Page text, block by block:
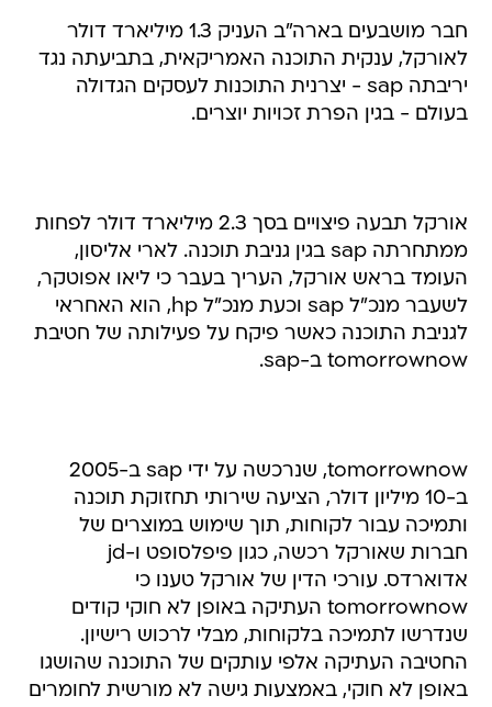
חבר מושבעים בארה"ב העניק 1.3 מיליארד דולר
לאורקל, ענקית התוכנה האמריקאית, בתביעתה נגד
יריבתה sap - יצרנית התוכנות לעסקים הגדולה
בעולם - בגין הפרת זכויות יוצרים.
אורקל תבעה פיצויים בסך 2.3 מיליארד דולר לפחות
ממתחרתה sap בגין גניבת תוכנה. לארי אליסון,
העומד בראש אורקל, העריך בעבר כי ליאו אפוטקר,
לשעבר מנכ"ל sap וכעת מנכ"ל hp, הוא האחראי
לגניבת התוכנה כאשר פיקח על פעילותה של חטיבת
tomorrownow ב-sap.
tomorrownow, שנרכשה על ידי sap ב-2005
ב-10 מיליון דולר, הציעה שירותי תחזוקת תוכנה
ותמיכה עבור לקוחות, תוך שימוש במוצרים של
חברות שאורקל רכשה, כגון פיפלסופט ו-jd
אדוארדס. עורכי הדין של אורקל טענו כי
tomorrownow העתיקה באופן לא חוקי קודים
שנדרשו לתמיכה בלקוחות, מבלי לרכוש רישיון.
החטיבה העתיקה אלפי עותקים של התוכנה שהושגו
באופן לא חוקי, באמצעות גישה לא מורשית לחומרים